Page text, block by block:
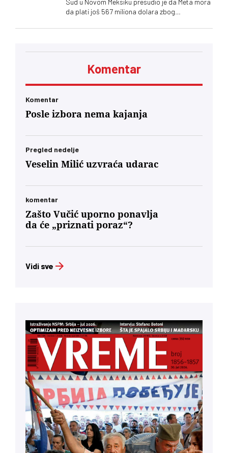
da plati još 567 miliona dolara zbog
platformama. Kompnija odbacuje optužbe i
Komentar
Komentar
Posle izbora nema kajanja
Pregled nedelje
Veselin Milić uzvraća udarac
komentar
Zašto Vučić uporno ponavlja
da će „priznati poraz“?
Vidi sve